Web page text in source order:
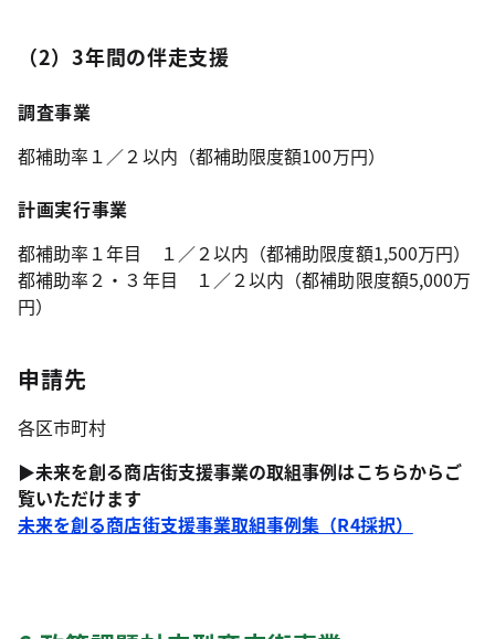
（2）3年間の伴走支援
調査事業
都補助率１／２以内（都補助限度額100万円）
計画実行事業
都補助率１年目 １／２以内（都補助限度額1,500万円）
都補助率２・３年目 １／２以内（都補助限度額5,000万
円）
申請先
各区市町村
▶未来を創る商店街支援事業の取組事例はこちらからご
覧いただけます
未来を創る商店街支援事業取組事例集（R4採択）